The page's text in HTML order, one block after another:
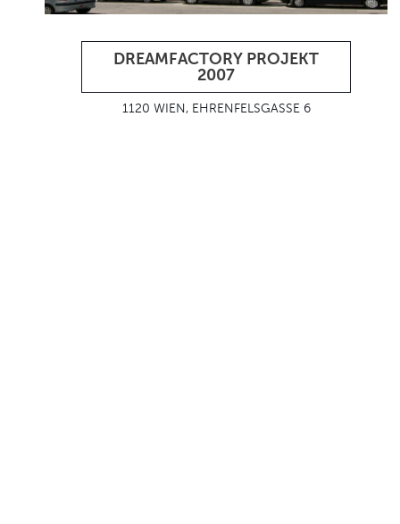
DREAMFACTORY PROJEKT
2007
1120 WIEN, EHRENFELSGASSE 6